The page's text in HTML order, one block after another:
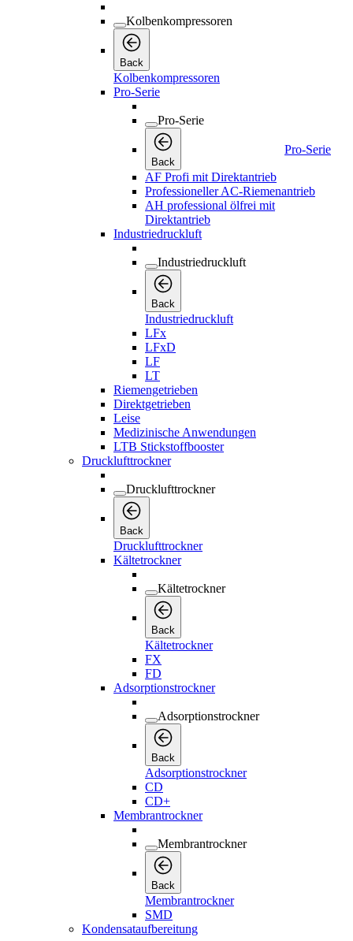
Kolbenkompressoren
Back
Kolbenkompressoren
Pro-Serie
Pro-Serie
Back
Pro-Serie
AF Profi mit Direktantrieb
Professioneller AC-Riemenantrieb
AH professional ölfrei mit
Direktantrieb
Industriedruckluft
Industriedruckluft
Back
Industriedruckluft
LFx
LFxD
LF
LT
Riemengetrieben
Direktgetrieben
Leise
Medizinische Anwendungen
LTB Stickstoffbooster
Drucklufttrockner
Drucklufttrockner
Back
Drucklufttrockner
Kältetrockner
Kältetrockner
Back
Kältetrockner
FX
FD
Adsorptionstrockner
Adsorptionstrockner
Back
Adsorptionstrockner
CD
CD+
Membrantrockner
Membrantrockner
Back
Membrantrockner
SMD
Kondensataufbereitung